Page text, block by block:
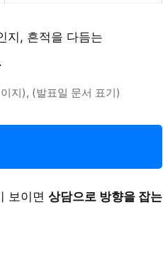
지, 흔적을 다듬는
지), (발표일 문서 표기)
보이면 상담으로 방향을 잡는